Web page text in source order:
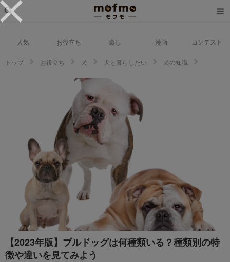
人気 お役立ち 癒し 漫画 コンテスト
トップ お役立ち 犬 犬と暮らしたい
犬の知識
【2023年版】ブルドッグは何種類いる？種類別の特
徴や違いを見てみよう